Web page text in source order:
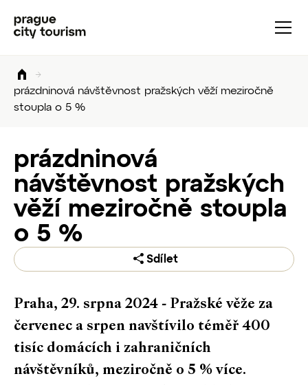
prázdninová návštěvnost pražských věží meziročně
stoupla o 5 %
prázdninová
návštěvnost pražských
věží meziročně stoupla
o 5 %
Sdílet
Praha, 29. srpna 2024 - Pražské věže za
červenec a srpen navštívilo téměř 400
tisíc domácích i zahraničních
návštěvníků, meziročně o 5 % více.